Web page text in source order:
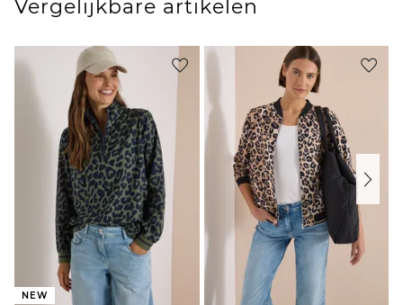
Vergelijkbare artikelen
NEW